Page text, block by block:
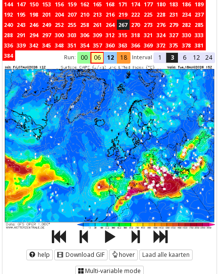
144 147 150 153 156 159 162 165 168 171 174 177 180 183 186 189
192 195 198 201 204 207 210 213 216 219 222 225 228 231 234 237
240 243 246 249 252 255 258 261 264 267 270 273 276 279 282 285
288 291 294 297 300 303 306 309 312 315 318 321 324 327 330 333
336 339 342 345 348 351 354 357 360 363 366 369 372 375 378 381
384
Run: 00 06 12 18 Interval 1 3 6 12 24
help Download GIF hover
Laad alle kaarten
Multi-variable mode